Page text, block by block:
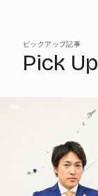
ピックアップ記事
Pick Up
PR